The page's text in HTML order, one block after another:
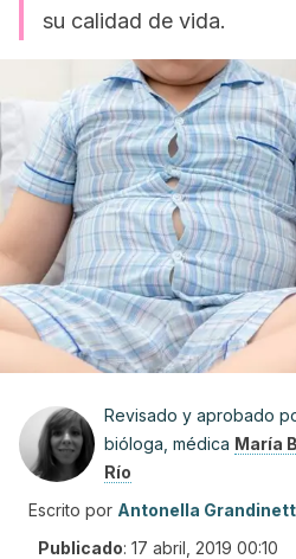
su calidad de vida.
Revisado y aprobado
bióloga, médica María
Río
Escrito por Antonella
Publicado: 17 abril, 2019 00:10